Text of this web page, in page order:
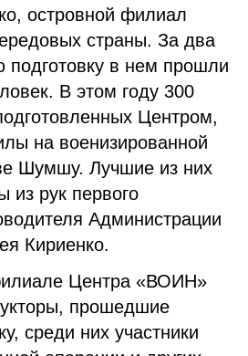
островной филиал
страны. За два
подготовку в нем прошли
В этом году 300
Центром,
на военизированной
Шумшу. Лучшие из них
из рук первого
Администрации
Кириенко.
Центра «ВОИН»
прошедшие
среди них участники